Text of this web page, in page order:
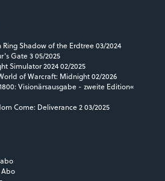
Shadow of the Erdtree 03/2024
Gate 3 05/2025
Simulator 2024 02/2025
of Warcraft: Midnight 02/2026
Visionärsausgabe - zweite Edition«
Come: Deliverance 2 03/2025